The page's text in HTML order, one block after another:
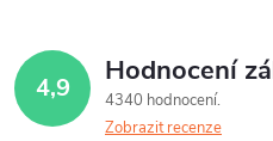
4,9 Hodnocení
4340 hodnocení
Zobrazit recenze